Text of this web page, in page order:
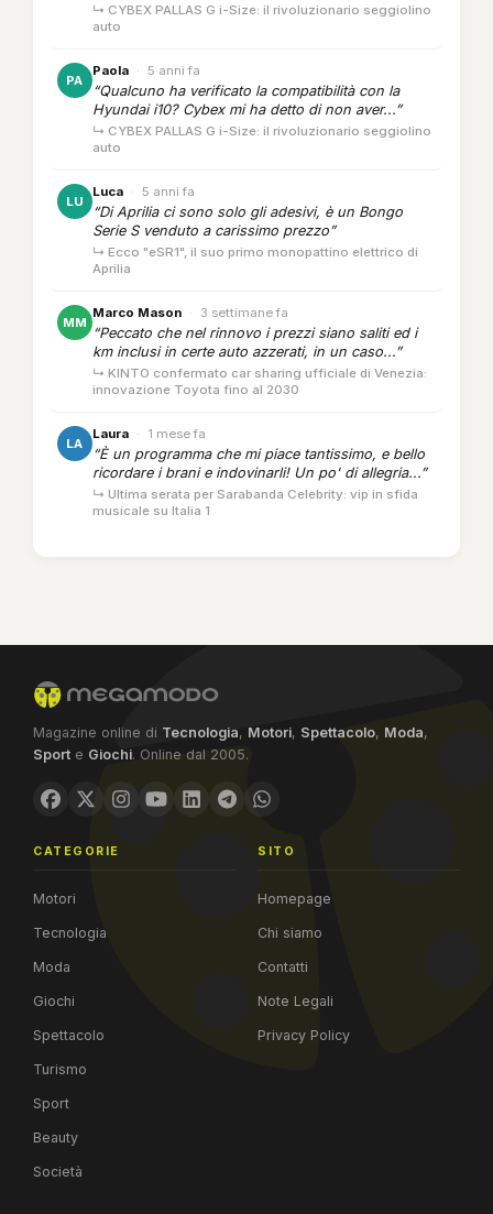
↳ CYBEX PALLAS G i-Size: il rivoluzionario seggiolino
auto
PA
Paola · 5 anni fa
“Qualcuno ha verificato la compatibilità con la
Hyundai i10? Cybex mi ha detto di non aver...”
↳ CYBEX PALLAS G i-Size: il rivoluzionario seggiolino
auto
LU
Luca · 5 anni fa
“Di Aprilia ci sono solo gli adesivi, è un Bongo
Serie S venduto a carissimo prezzo”
↳ Ecco "eSR1", il suo primo monopattino elettrico di
Aprilia
MM
Marco Mason · 3 settimane fa
“Peccato che nel rinnovo i prezzi siano saliti ed i
km inclusi in certe auto azzerati, in un caso...”
↳ KINTO confermato car sharing ufficiale di Venezia:
innovazione Toyota fino al 2030
LA
Laura · 1 mese fa
“È un programma che mi piace tantissimo, e bello
ricordare i brani e indovinarli! Un po' di allegria...”
↳ Ultima serata per Sarabanda Celebrity: vip in sfida
musicale su Italia 1
Magazine online di Tecnologia, Motori, Spettacolo, Moda,
Sport e Giochi. Online dal 2005.
CATEGORIE
Motori
Tecnologia
Moda
Giochi
Spettacolo
Turismo
Sport
Beauty
Società
SITO
Homepage
Chi siamo
Contatti
Note Legali
Privacy Policy